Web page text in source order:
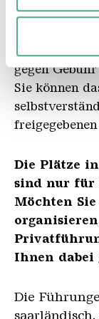
Ihrer
Partner führen
weiteren Daten
haben oder die
gesammelt
Öffentliche
gegen
Sie können
Die Plätze
sind nur für
Möchten
Ihnen
Die